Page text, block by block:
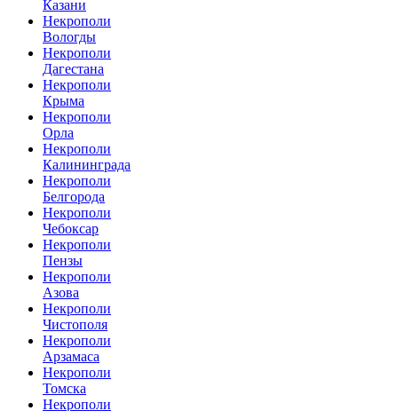
Казани
Некрополи
Вологды
Некрополи
Дагестана
Некрополи
Крыма
Некрополи
Орла
Некрополи
Калининграда
Некрополи
Белгорода
Некрополи
Чебоксар
Некрополи
Пензы
Некрополи
Азова
Некрополи
Чистополя
Некрополи
Арзамаса
Некрополи
Томска
Некрополи